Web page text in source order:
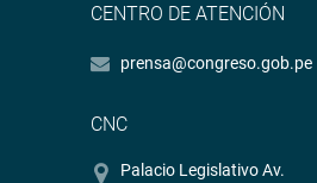
CENTRO DE ATENCIÓN
prensa@congreso.gob.pe
CNC
Palacio Legislativo Av.